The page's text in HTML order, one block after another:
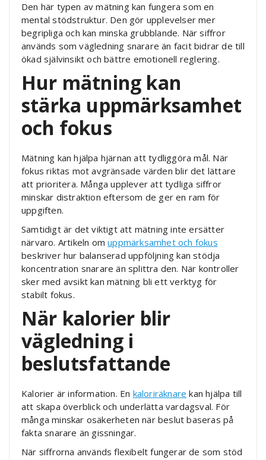
Den här typen av mätning kan fungera som en
mental stödstruktur. Den gör upplevelser mer
begripliga och kan minska grubblande. När siffror
används som vägledning snarare än facit bidrar de till
ökad självinsikt och bättre emotionell reglering.
Hur mätning kan
stärka uppmärksamhet
och fokus
Mätning kan hjälpa hjärnan att tydliggöra mål. När
fokus riktas mot avgränsade värden blir det lättare
att prioritera. Många upplever att tydliga siffror
minskar distraktion eftersom de ger en ram för
uppgiften.
Samtidigt är det viktigt att mätning inte ersätter
närvaro. Artikeln omuppmärksamhet och fokus
beskriver hur balanserad uppföljning kan stödja
koncentration snarare än splittra den. När kontroller
sker med avsikt kan mätning bli ett verktyg för
stabilt fokus.
När kalorier blir
vägledning i
beslutsfattande
Kalorier är information. En kaloriräknare kan hjälpa till
att skapa överblick och underlätta vardagsval. För
många minskar osäkerheten när beslut baseras på
fakta snarare än gissningar.
När siffrorna används flexibelt fungerar de som stöd